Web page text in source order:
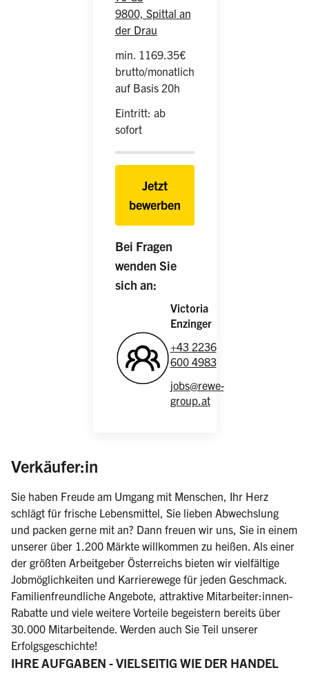
9800, Spittal an
der Drau
min. 1169.35€
brutto/monatlich
auf Basis 20h
Eintritt: ab
sofort
Jetzt
bewerben
Bei Fragen
wenden Sie
sich an:
Victoria
Enzinger
+43 2236
600 4983
jobs@rewe-
group.at
Verkäufer:in
Sie haben Freude am Umgang mit Menschen, Ihr Herz
schlägt für frische Lebensmittel, Sie lieben Abwechslung
und packen gerne mit an? Dann freuen wir uns, Sie in einem
unserer über 1.200 Märkte willkommen zu heißen. Als einer
der größten Arbeitgeber Österreichs bieten wir vielfältige
Jobmöglichkeiten und Karrierewege für jeden Geschmack.
Familienfreundliche Angebote, attraktive Mitarbeiter:innen-
Rabatte und viele weitere Vorteile begeistern bereits über
30.000 Mitarbeitende. Werden auch Sie Teil unserer
Erfolgsgeschichte!
IHRE AUFGABEN - VIELSEITIG WIE DER HANDEL